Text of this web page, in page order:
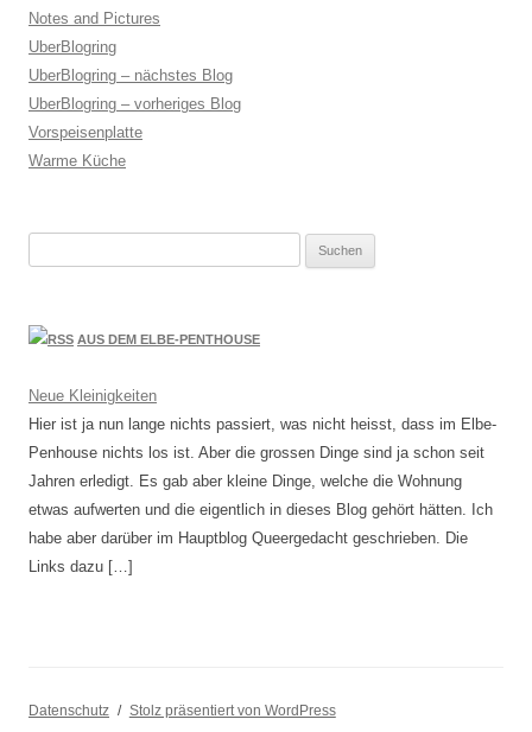
Notes and Pictures
UberBlogring
UberBlogring – nächstes Blog
UberBlogring – vorheriges Blog
Vorspeisenplatte
Warme Küche
AUS DEM ELBE-PENTHOUSE
Neue Kleinigkeiten
Hier ist ja nun lange nichts passiert, was nicht heisst, dass im Elbe-
Penhouse nichts los ist. Aber die grossen Dinge sind ja schon seit
Jahren erledigt. Es gab aber kleine Dinge, welche die Wohnung
etwas aufwerten und die eigentlich in dieses Blog gehört hätten. Ich
habe aber darüber im Hauptblog Queergedacht geschrieben. Die
Links dazu […]
Datenschutz Stolz präsentiert von WordPress